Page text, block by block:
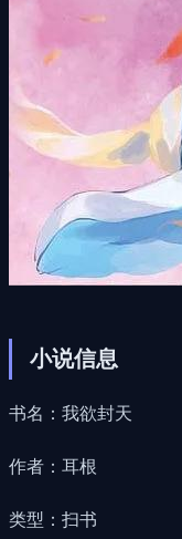
小说信息
书名：我欲封天
作者：耳根
类型：扫书